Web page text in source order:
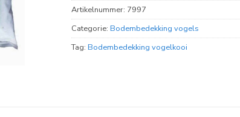
Artikelnummer: 7997
Categorie: Bodembedekking vogels
Tag: Bodembedekking vogelkooi